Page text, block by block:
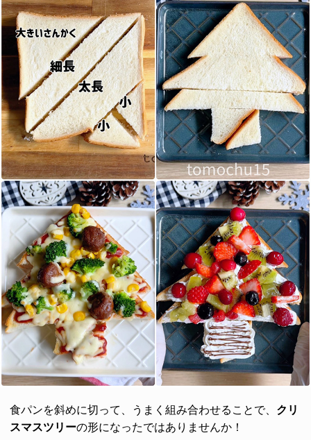
食パンを斜めに切って、うまく組み合わせることで、 クリ
スマスツリーの形になったではありませんか！